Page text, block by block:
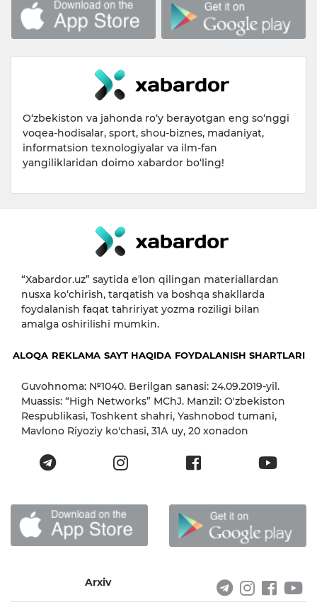
O‘zbekiston va jahonda ro‘y berayotgan eng so‘nggi
voqea-hodisalar, sport, shou-biznes, madaniyat,
informatsion texnologiyalar va ilm-fan
yangiliklaridan doimo xabardor bo‘ling!
“Xabardor.uz” saytida eʼlon qilingan materiallardan
nusxa ko‘chirish, tarqatish va boshqa shakllarda
foydalanish faqat tahririyat yozma roziligi bilan
amalga oshirilishi mumkin.
ALOQA REKLAMA SAYT HAQIDA FOYDALANISH SHARTLARI
Guvohnoma: №1040. Berilgan sanasi: 24.09.2019-yil.
Muassis: “High Networks” MChJ. Manzil: O'zbekiston
Respublikasi, Toshkent shahri, Yashnobod tumani,
Mavlono Riyoziy ko'chasi, 31А uy, 20 xonadon
Arxiv